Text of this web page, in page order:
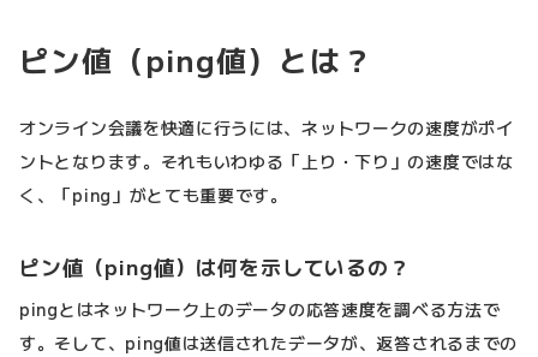
ピン値（ping値）とは？
オンライン会議を快適に行うには、ネットワークの速度がポイ
ントとなります。それもいわゆる「上り・下り」の速度ではな
く、「ping」がとても重要です。
ピン値（ping値）は何を示しているの？
pingとはネットワーク上のデータの応答速度を調べる方法で
す。そして、ping値は送信されたデータが、返答されるまでの